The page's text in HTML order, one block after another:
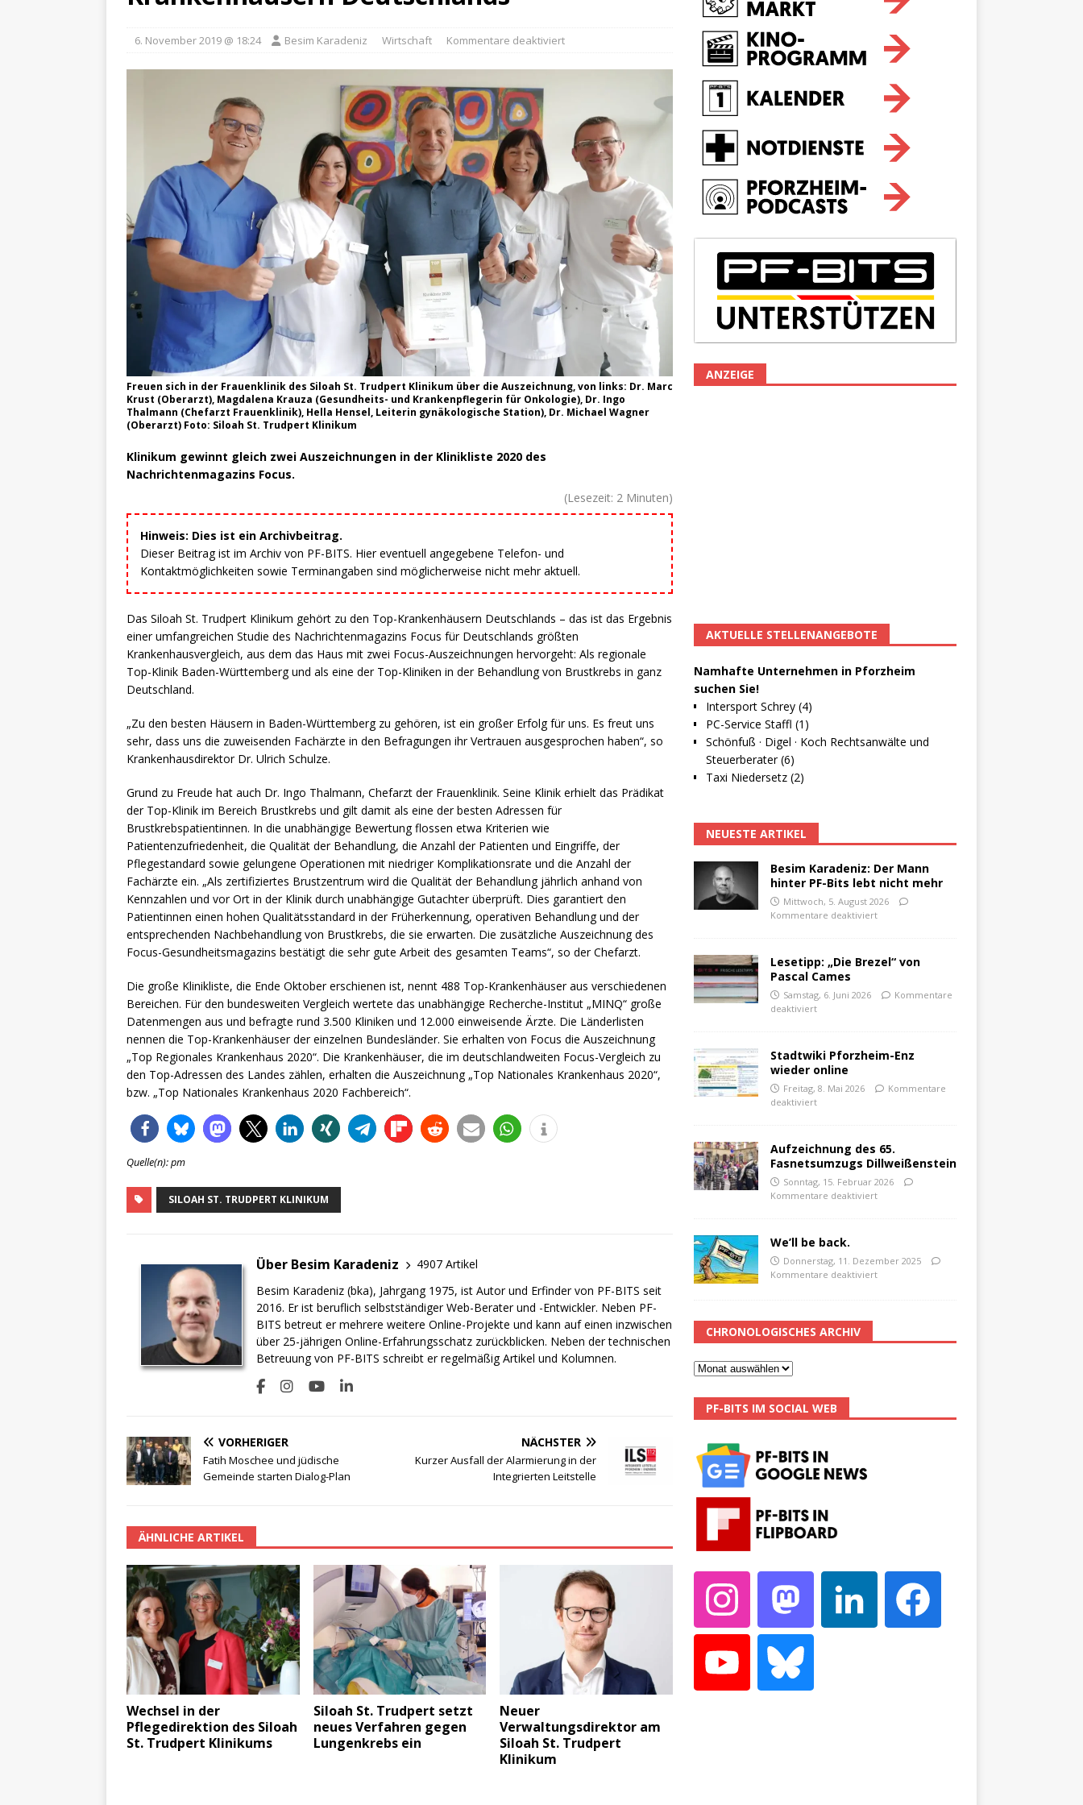
6. November 2019 @ 18:24 Besim Karadeniz Wirtschaft Kommentare deaktiviert
Freuen sich in der Frauenklinik des Siloah St. Trudpert Klinikum über die Auszeichnung, von links: Dr. Marc
Krust (Oberarzt), Magdalena Krauza (Gesundheits- und Krankenpflegerin für Onkologie), Dr. Ingo
Thalmann (Chefarzt Frauenklinik), Hella Hensel, Leiterin gynäkologische Station), Dr. Michael Wagner
(Oberarzt) Foto: Siloah St. Trudpert Klinikum
Klinikum gewinnt gleich zwei Auszeichnungen in der Klinikliste 2020 des
Nachrichtenmagazins Focus.
(Lesezeit: 2 Minuten)
Hinweis: Dies ist ein Archivbeitrag.
Dieser Beitrag ist im Archiv von PF-BITS. Hier eventuell angegebene Telefon- und
Kontaktmöglichkeiten sowie Terminangaben sind möglicherweise nicht mehr aktuell.
Das Siloah St. Trudpert Klinikum gehört zu den Top-Krankenhäusern Deutschlands – das ist das Ergebnis
einer umfangreichen Studie des Nachrichtenmagazins Focus für Deutschlands größten
Krankenhausvergleich, aus dem das Haus mit zwei Focus-Auszeichnungen hervorgeht: Als regionale
Top-Klinik Baden-Württemberg und als eine der Top-Kliniken in der Behandlung von Brustkrebs in ganz
Deutschland.
„Zu den besten Häusern in Baden-Württemberg zu gehören, ist ein großer Erfolg für uns. Es freut uns
sehr, dass uns die zuweisenden Fachärzte in den Befragungen ihr Vertrauen ausgesprochen haben“, so
Krankenhausdirektor Dr. Ulrich Schulze.
Grund zu Freude hat auch Dr. Ingo Thalmann, Chefarzt der Frauenklinik. Seine Klinik erhielt das Prädikat
der Top-Klinik im Bereich Brustkrebs und gilt damit als eine der besten Adressen für
Brustkrebspatientinnen. In die unabhängige Bewertung flossen etwa Kriterien wie
Patientenzufriedenheit, die Qualität der Behandlung, die Anzahl der Patienten und Eingriffe, der
Pflegestandard sowie gelungene Operationen mit niedriger Komplikationsrate und die Anzahl der
Fachärzte ein. „Als zertifiziertes Brustzentrum wird die Qualität der Behandlung jährlich anhand von
Kennzahlen und vor Ort in der Klinik durch unabhängige Gutachter überprüft. Dies garantiert den
Patientinnen einen hohen Qualitätsstandard in der Früherkennung, operativen Behandlung und der
entsprechenden Nachbehandlung von Brustkrebs, die sie erwarten. Die zusätzliche Auszeichnung des
Focus-Gesundheitsmagazins bestätigt die sehr gute Arbeit des gesamten Teams“, so der Chefarzt.
Die große Klinikliste, die Ende Oktober erschienen ist, nennt 488 Top-Krankenhäuser aus verschiedenen
Bereichen. Für den bundesweiten Vergleich wertete das unabhängige Recherche-Institut „MINQ“ große
Datenmengen aus und befragte rund 3.500 Kliniken und 12.000 einweisende Ärzte. Die Länderlisten
nennen die Top-Krankenhäuser der einzelnen Bundesländer. Sie erhalten von Focus die Auszeichnung
„Top Regionales Krankenhaus 2020“. Die Krankenhäuser, die im deutschlandweiten Focus-Vergleich zu
den Top-Adressen des Landes zählen, erhalten die Auszeichnung „Top Nationales Krankenhaus 2020“,
bzw. „Top Nationales Krankenhaus 2020 Fachbereich“.
Quelle(n): pm
SILOAH ST. TRUDPERT KLINIKUM
Über Besim Karadeniz
4907 Artikel
Besim Karadeniz (bka), Jahrgang 1975, ist Autor und Erfinder von PF-BITS seit
2016. Er ist beruflich selbstständiger Web-Berater und -Entwickler. Neben PF-
BITS betreut er mehrere weitere Online-Projekte und kann auf einen inzwischen
über 25-jährigen Online-Erfahrungsschatz zurückblicken. Neben der technischen
Betreuung von PF-BITS schreibt er regelmäßig Artikel und Kolumnen.
VORHERIGER
Fatih Moschee und jüdische
Gemeinde starten Dialog-Plan
NÄCHSTER
Kurzer Ausfall der Alarmierung in der
Integrierten Leitstelle
ÄHNLICHE ARTIKEL
Wechsel in der
Pflegedirektion des Siloah
St. Trudpert Klinikums
Siloah St. Trudpert setzt
neues Verfahren gegen
Lungenkrebs ein
Neuer
Verwaltungsdirektor am
Siloah St. Trudpert
Klinikum
ANZEIGE
AKTUELLE STELLENANGEBOTE
Namhafte Unternehmen in Pforzheim
suchen Sie!
Intersport Schrey (4)
PC-Service Staffl (1)
Schönfuß · Digel · Koch Rechtsanwälte und
Steuerberater (6)
Taxi Niedersetz (2)
NEUESTE ARTIKEL
Besim Karadeniz: Der Mann
hinter PF-Bits lebt nicht mehr
Mittwoch, 5. August 2026
Kommentare deaktiviert
Lesetipp: „Die Brezel“ von
Pascal Cames
Samstag, 6. Juni 2026
Kommentare
deaktiviert
Stadtwiki Pforzheim-Enz
wieder online
Freitag, 8. Mai 2026
Kommentare
deaktiviert
Aufzeichnung des 65.
Fasnetsumzugs Dillweißenstein
Sonntag, 15. Februar 2026
Kommentare deaktiviert
We’ll be back.
Donnerstag, 11. Dezember 2025
Kommentare deaktiviert
CHRONOLOGISCHES ARCHIV
PF-BITS IM SOCIAL WEB